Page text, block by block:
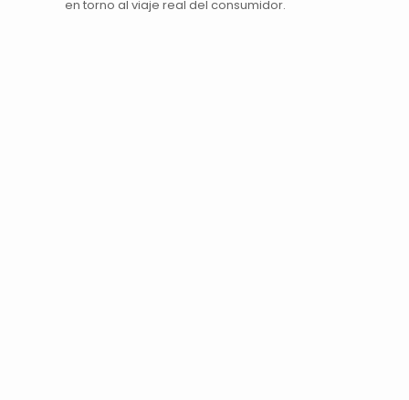
en torno al viaje real del consumidor.